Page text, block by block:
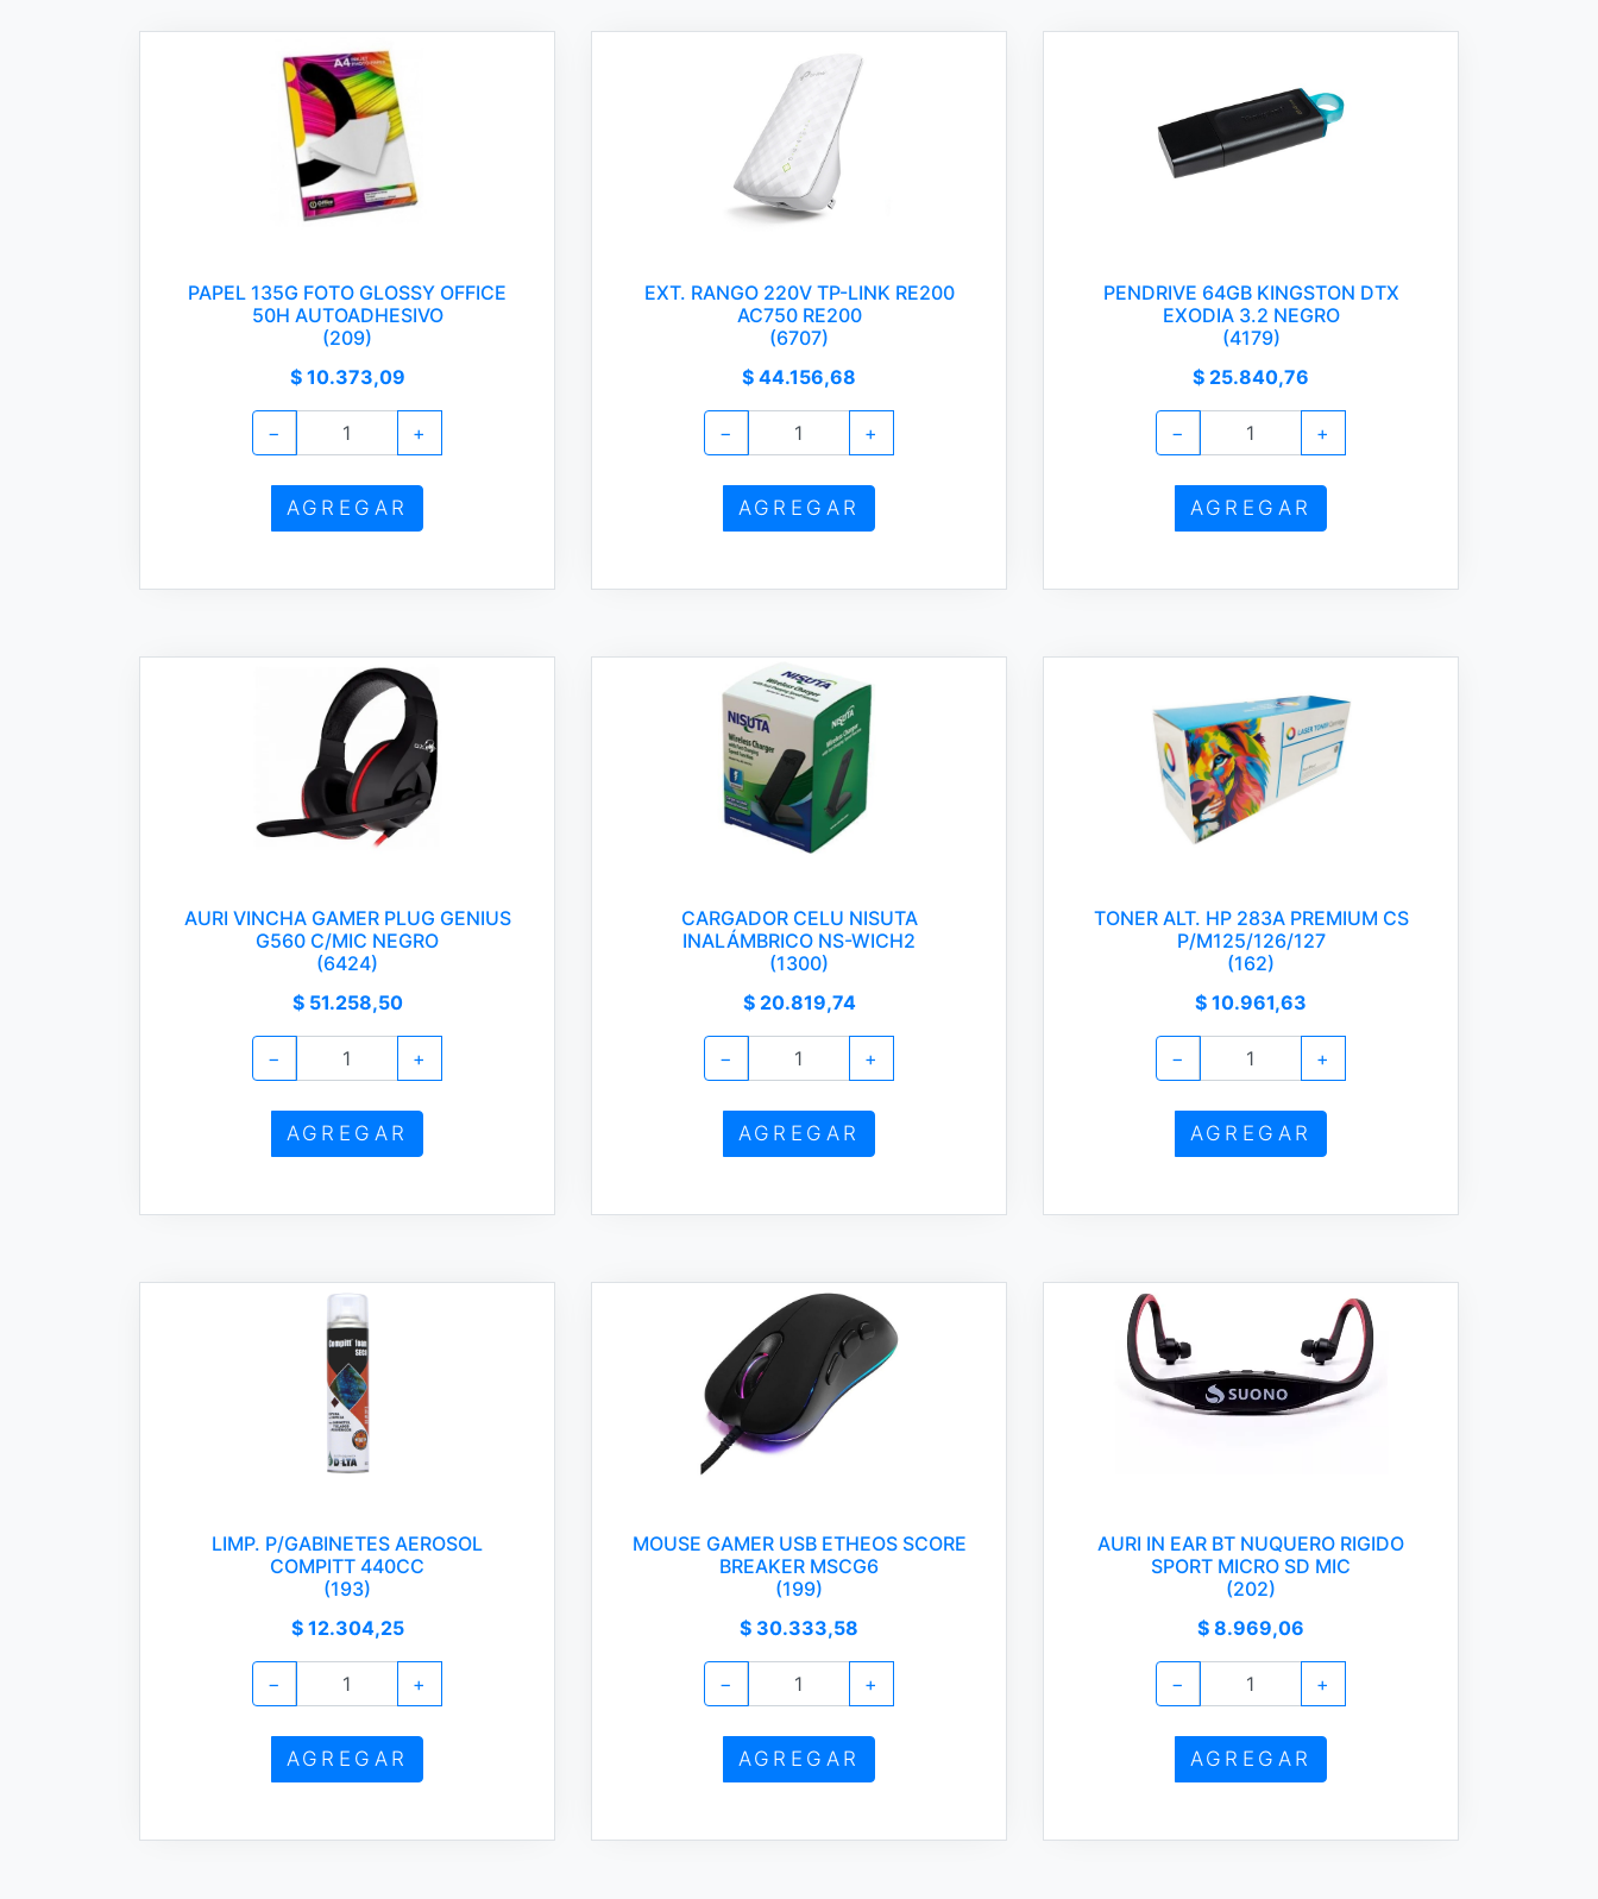
PAPEL 135G FOTO GLOSSY OFFICE
50H AUTOADHESIVO
(209)
$ 10.373,09
− +
AGREGAR
EXT. RANGO 220V TP-LINK RE200
AC750 RE200
(6707)
$ 44.156,68
− +
AGREGAR
PENDRIVE 64GB KINGSTON DTX
EXODIA 3.2 NEGRO
(4179)
$ 25.840,76
− +
AGREGAR
AURI VINCHA GAMER PLUG GENIUS
G560 C/MIC NEGRO
(6424)
$ 51.258,50
− +
AGREGAR
CARGADOR CELU NISUTA
INALÁMBRICO NS-WICH2
(1300)
$ 20.819,74
− +
AGREGAR
TONER ALT. HP 283A PREMIUM CS
P/M125/126/127
(162)
$ 10.961,63
− +
AGREGAR
LIMP. P/GABINETES AEROSOL
COMPITT 440CC
(193)
$ 12.304,25
− +
AGREGAR
MOUSE GAMER USB ETHEOS SCORE
BREAKER MSCG6
(199)
$ 30.333,58
− +
AGREGAR
AURI IN EAR BT NUQUERO RIGIDO
SPORT MICRO SD MIC
(202)
$ 8.969,06
− +
AGREGAR